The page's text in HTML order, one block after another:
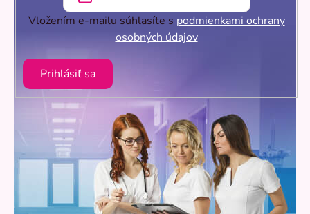
Vložením e-mailu súhlasíte s podmienkami ochrany
osobných údajov
Prihlásiť sa